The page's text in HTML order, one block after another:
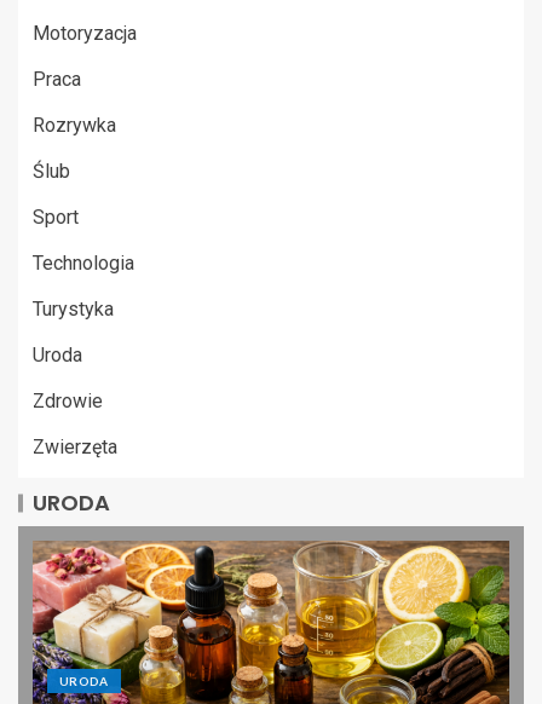
Motoryzacja
Praca
Rozrywka
Ślub
Sport
Technologia
Turystyka
Uroda
Zdrowie
Zwierzęta
URODA
URODA